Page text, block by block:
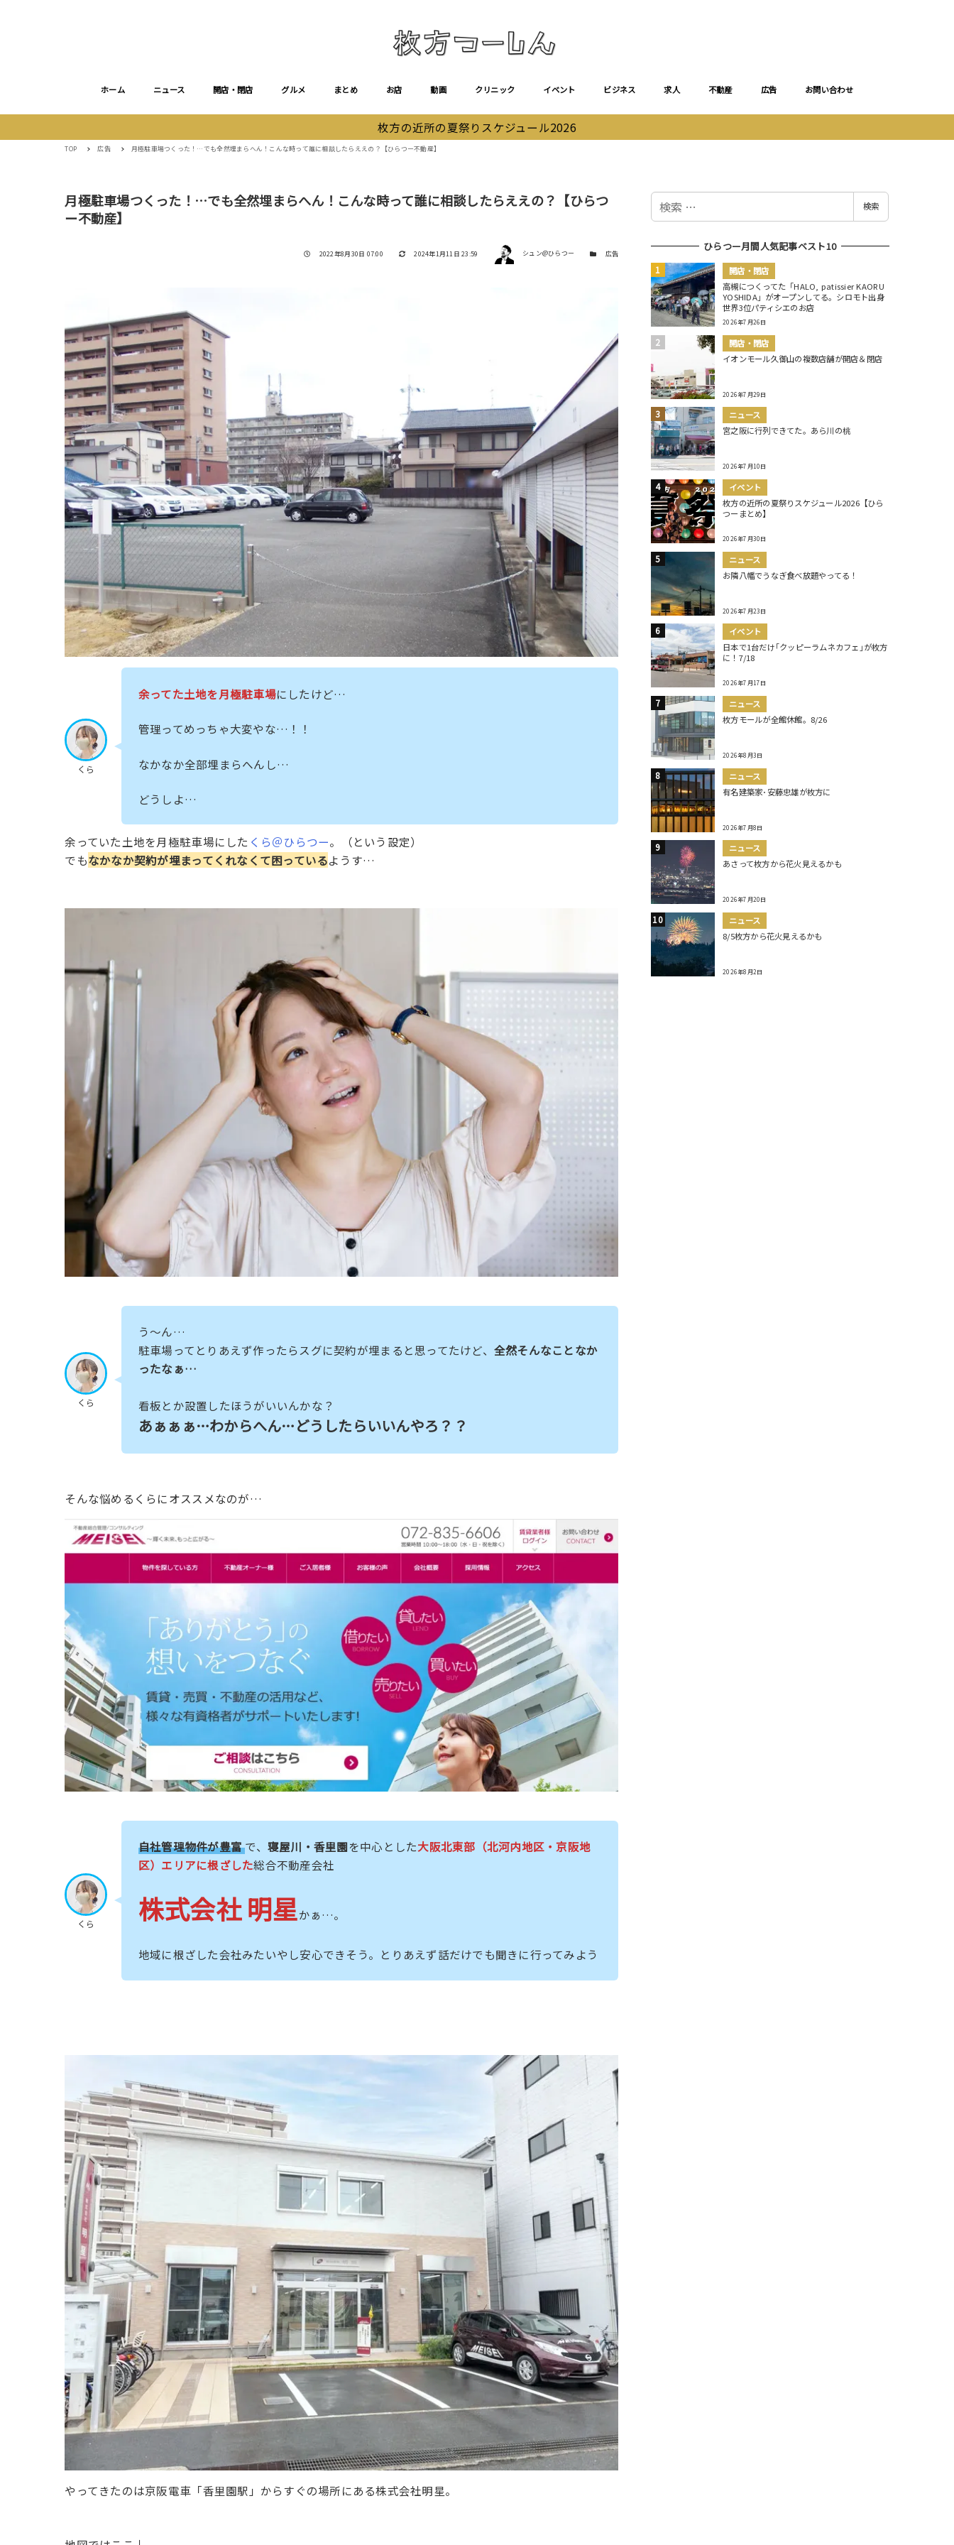
ホーム ニュース 開店・閉店 グルメ まとめ お店 動画 クリニック イベント ビジネス 求人 不動産 広告 お問い合わせ
枚方の近所の夏祭りスケジュール2026
TOP 広告 月極駐車場つくった！…でも全然埋まらへん！こんな時って誰に相談したらええの？【ひらつー不動産】
月極駐車場つくった！…でも全然埋まらへん！こんな時って誰に相談したらええの？【ひらつ
ー不動産】
投稿日
2022年8月30日 07:00 更新日
2024年1月11日 23:59 著者 シュン@ひらつー カテゴリー
広告
くら
余ってた土地を月極駐車場にしたけど…
管理ってめっちゃ大変やな…！！
なかなか全部埋まらへんし…
どうしよ…
余っていた土地を月極駐車場にした くら＠ひらつー。（という設定）
でもなかなか契約が埋まってくれなくて困っているようす…
くら
う〜ん…
駐車場ってとりあえず作ったらスグに契約が埋まると思ってたけど、 全然そんなことなか
ったなぁ…
看板とか設置したほうがいいんかな？
あぁぁぁ…わからへん…どうしたらいいんやろ？？
そんな悩めるくらにオススメなのが…
くら
自社管理物件が豊富で、 寝屋川・香里園を中心とした大阪北東部（北河内地区・京阪地
区）エリアに根ざした総合不動産会社
株式会社 明星かぁ…。
地域に根ざした会社みたいやし安心できそう。とりあえず話だけでも聞きに行ってみよう
やってきたのは京阪電車「香里園駅」からすぐの場所にある株式会社明星。
検
検索
ひらつー月間人気記事ベスト10
開店・閉店
高槻につくってた「HALO, patissier KAORU
YOSHIDA」がオープンしてる。シロモト出身
世界3位パティシエのお店
2026年7月26日
開店・閉店
イオンモール久御山の複数店舗が開店＆閉店
2026年7月29日
ニュース
宮之阪に行列できてた。あら川の桃
2026年7月10日
イベント
枚方の近所の夏祭りスケジュール2026【ひら
つーまとめ】
2026年7月30日
ニュース
お隣八幡でうなぎ食べ放題やってる！
2026年7月23日
イベント
日本で1台だけ｢クッピーラムネカフェ｣が枚方
に！7/18
2026年7月17日
ニュース
枚方モールが全館休館。8/26
2026年8月3日
ニュース
有名建築家･安藤忠雄が枚方に
2026年7月8日
ニュース
あさって枚方から花火見えるかも
2026年7月20日
ニュース
8/5枚方から花火見えるかも
2026年8月2日